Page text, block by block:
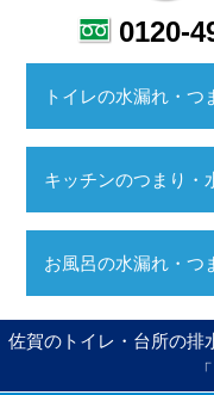
0120-
トイレの水漏れ・つ
キッチンのつまり・
お風呂の水漏れ・つ
佐賀のトイレ・台所の排